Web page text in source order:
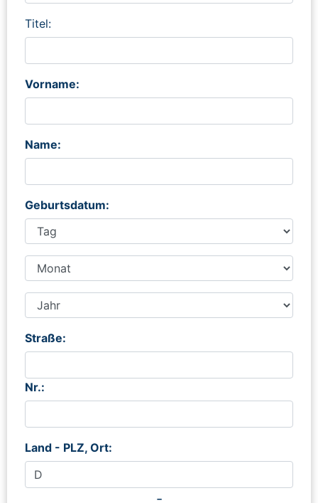
Titel:
Vorname:
Name:
Geburtsdatum:
Straße:
Nr.:
Land - PLZ, Ort:
-